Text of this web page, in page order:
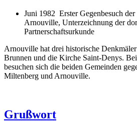
Juni 1982 Erster Gegenbesuch
Arnouville, Unterzeichnung der
Partnerschaftsurkunde
Arnouville hat drei historische
Brunnen und die Kirche Saint-Denys.
besuchen sich die beiden Gemeinden
Miltenberg und Arnouville.
Grußwort